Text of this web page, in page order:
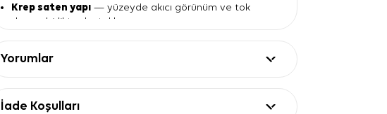
Krep saten yapı — yüzeyde akıcı görünüm ve tok
duruşu birlikte destekler.
Kare form
Ürün Detayları
Yorumlar
İade Koşulları